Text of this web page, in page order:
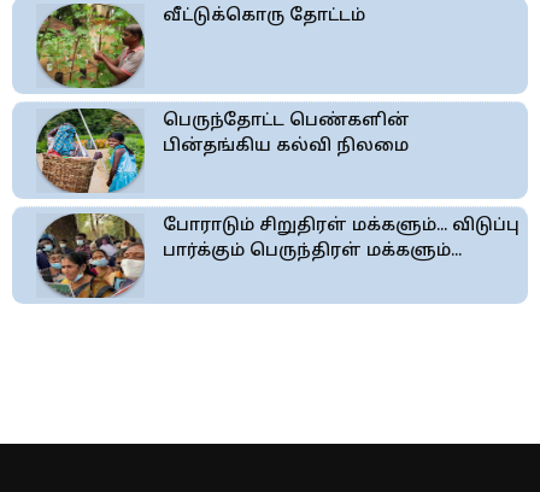
வீட்டுக்கொரு தோட்டம்
பெருந்தோட்ட பெண்களின்
பின்தங்கிய கல்வி நிலமை
போராடும் சிறுதிரள் மக்களும்... விடுப்பு
பார்க்கும் பெருந்திரள் மக்களும்...